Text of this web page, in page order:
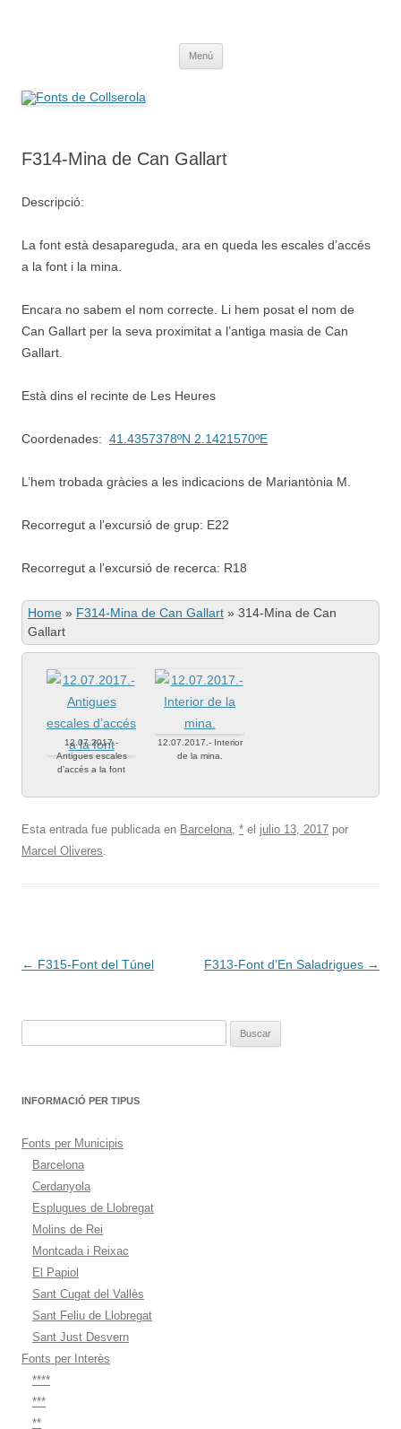
Menú
F314-Mina de Can Gallart
Descripció:
La font està desapareguda, ara en queda les escales d’accés
a la font i la mina.
Encara no sabem el nom correcte. Li hem posat el nom de
Can Gallart per la seva proximitat a l’antiga masia de Can
Gallart.
Està dins el recinte de Les Heures
Coordenades: 41.4357378ºN 2.1421570ºE
L’hem trobada gràcies a les indicacions de Mariantònia M.
Recorregut a l’excursió de grup: E22
Recorregut a l’excursió de recerca: R18
Home » F314-Mina de Can Gallart » 314-Mina de Can
Gallart
12.07.2017.-
Antigues escales
d’accés a la font
12.07.2017.- Interior
de la mina.
Esta entrada fue publicada en Barcelona, * el julio 13, 2017 por
Marcel Oliveres.
Navegación
← F315-Font del Túnel F313-Font d’En Saladrigues →
INFORMACIÓ PER TIPUS
Fonts per Municipis
Barcelona
Cerdanyola
Esplugues de Llobregat
Molins de Rei
Montcada i Reixac
El Papiol
Sant Cugat del Vallès
Sant Feliu de Llobregat
Sant Just Desvern
Fonts per Interès
****
***
**